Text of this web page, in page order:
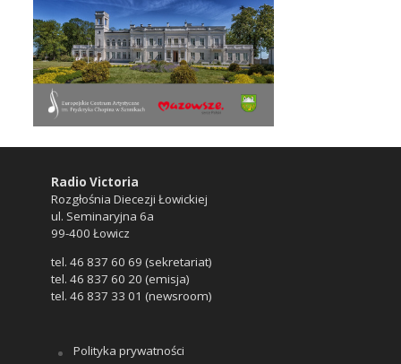
Radio Victoria
Rozgłośnia Diecezji Łowickiej
ul. Seminaryjna 6a
99-400 Łowicz
tel. 46 837 60 69 (sekretariat)
tel. 46 837 60 20 (emisja)
tel. 46 837 33 01 (newsroom)
Polityka prywatności